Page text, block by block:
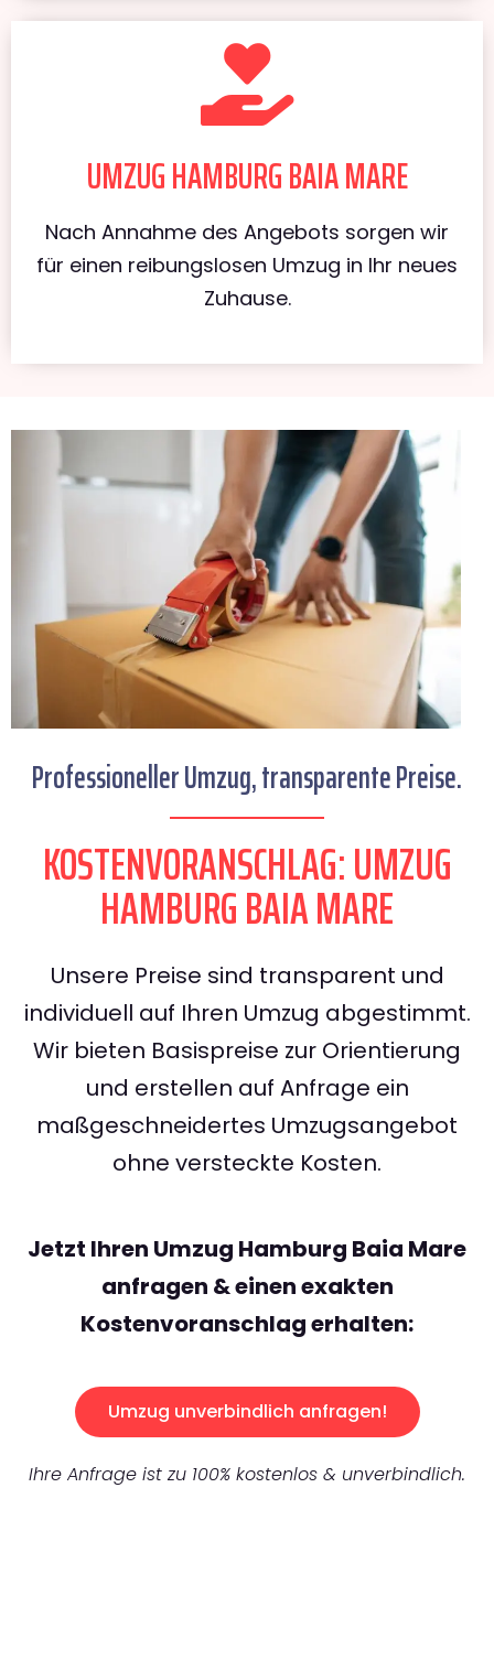
UMZUG HAMBURG BAIA MARE
Nach Annahme des Angebots sorgen wir
für einen reibungslosen Umzug in Ihr neues
Zuhause.
Professioneller Umzug, transparente Preise.
KOSTENVORANSCHLAG: UMZUG
HAMBURG BAIA MARE
Unsere Preise sind transparent und
individuell auf Ihren Umzug abgestimmt.
Wir bieten Basispreise zur Orientierung
und erstellen auf Anfrage ein
maßgeschneidertes Umzugsangebot
ohne versteckte Kosten.
Jetzt Ihren Umzug Hamburg Baia Mare
anfragen & einen exakten
Kostenvoranschlag erhalten:
Umzug unverbindlich anfragen!
Ihre Anfrage ist zu 100% kostenlos & unverbindlich.